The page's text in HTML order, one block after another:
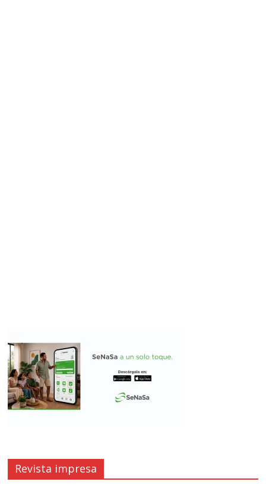
Revista impresa